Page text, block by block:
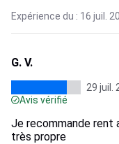
Expérience du : 16 juil.
G. V.
29 juil.
Avis vérifié
Je recommande rent
très propre